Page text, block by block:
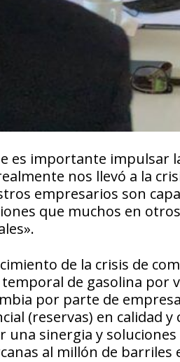
es importante impulsar
nos llevó a la
empresarios son
que muchos en
de la crisis de
de gasolina por
por parte de
(reservas) en calidad
una sinergia y
al millón de barriles